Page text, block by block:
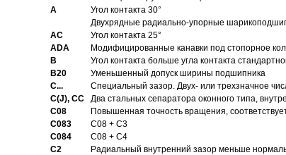
A
Угол контакта 30°
Двухрядные радиально-упорные
AC
Угол контакта 25°
ADA
Модифицированные канавки под стопорное
B
Угол контакта больше угла контакта
B20
Уменьшенный допуск ширины подшипника
C...
Специальный зазор. Двух- или трехзначное
C(J), CC
Два стальных сепаратора оконного типа,
C08
Повышенная точность вращения,
C083
C08 + C3
C084
C08 + C4
C2
Pадиальный внутренний зазор меньше